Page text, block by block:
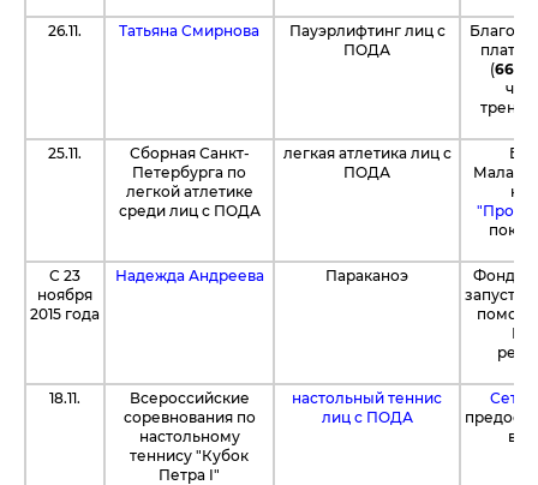
26.11. Татьяна Смирнова
Пауэрлифтинг лиц с
ПОДА
(6665
25.11.
Сборная Санкт-
Петербурга по
легкой атлетике
среди лиц с ПОДА
легкая атлетика лиц с
ПОДА
на
С 23
ноября
2015 года
Надежда Андреева Параканоэ
Фонд
18.11.
Всероссийские
соревнования по
настольному
теннису "Кубок
Петра I"
настольный теннис
лиц с ПОДА
Сеть